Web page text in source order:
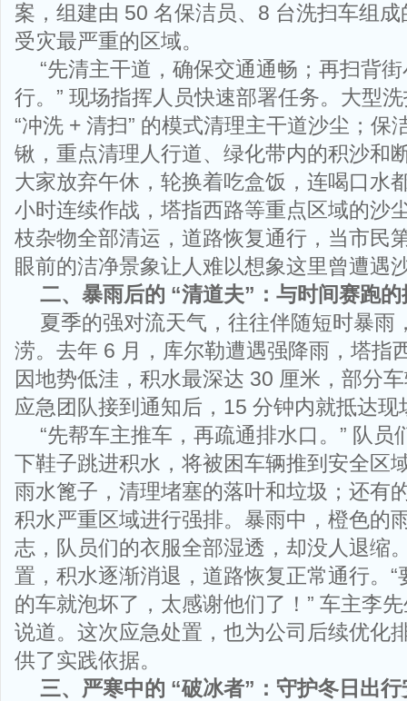
案，组建由 50 名保洁员、8 台洗扫车组
受灾最严重的区域。
“先清主干道，确保交通通畅；再扫背
行。” 现场指挥人员快速部署任务。大型
“冲洗 + 清扫” 的模式清理主干道沙尘；保
锹，重点清理人行道、绿化带内的积沙和
大家放弃午休，轮换着吃盒饭，连喝口水
小时连续作战，塔指西路等重点区域的沙
枝杂物全部清运，道路恢复通行，当市民
眼前的洁净景象让人难以想象这里曾遭遇
二、暴雨后的 “清道夫”：与时间赛跑
夏季的强对流天气，往往伴随短时暴雨
涝。去年 6 月，库尔勒遭遇强降雨，塔指
因地势低洼，积水最深达 30 厘米，部分
应急团队接到通知后，15 分钟内就抵达现
“先帮车主推车，再疏通排水口。” 队员
下鞋子跳进积水，将被困车辆推到安全区
雨水篦子，清理堵塞的落叶和垃圾；还有
积水严重区域进行强排。暴雨中，橙色的
志，队员们的衣服全部湿透，却没人退缩
置，积水逐渐消退，道路恢复正常通行。
的车就泡坏了，太感谢他们了！” 车主李
说道。这次应急处置，也为公司后续优化
供了实践依据。
三、严寒中的 “破冰者”：守护冬日出行